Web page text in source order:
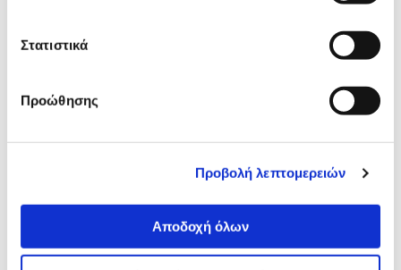
Στατιστικά
Προώθησης
Προβολή λεπτομερειών
Αποδοχή όλων
Q-Connect Χαρτί Φωτ/κο
Προσθήκη
Q-Connect Κλασέρ από
Επένδυση 8/32
Διαθέσιμες επιλογές